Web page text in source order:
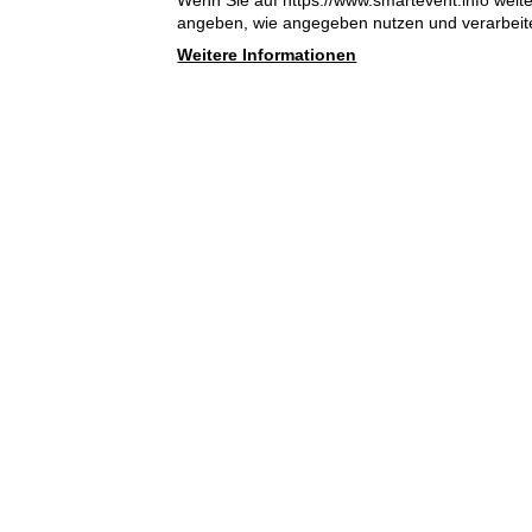
angeben, wie angegeben nutzen und
Weitere Informationen